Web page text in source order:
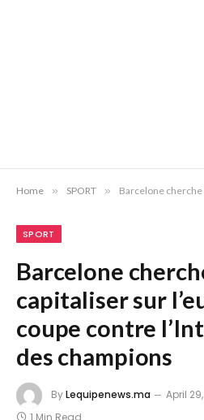
Home » SPORT » Barcelone cherche à capitaliser sur
SPORT
Barcelone
capitaliser sur
coupe contre
des champions
ByLequipenews.ma April
1 Min Read